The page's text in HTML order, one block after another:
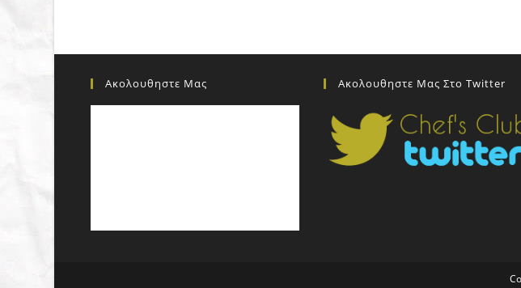
Ακολουθηστε Μας Ακολουθηστε Μας Στο Twitter